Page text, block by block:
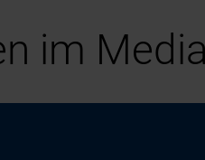
im